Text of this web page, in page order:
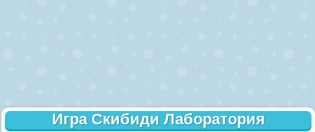
Игра Скибиди Лаборатория